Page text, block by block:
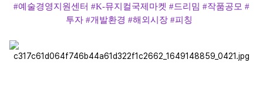
#예술경영지원센터 #K-뮤지컬국제마켓 #드리밈 #작품공모 #
투자 #개발환경 #해외시장 #피칭